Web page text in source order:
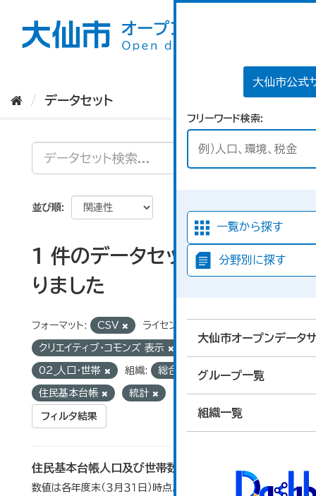
大仙市公式
フリーワード検索
一覧から探す
分野別に探す
大仙市オープンデータ
グループ一覧
組織一覧
データセット
並び順
1 件のデータセットが見つか
りました
フォーマット: CSV ライセンス:
クリエイティブ・コモンズ 表示
02_人口・世帯 組織: 総合政策課 タグ:
住民基本台帳 統計
フィルタ結果
住民基本台帳人口及び世帯数の推移
数値は各年度末（３月３１日）時点。大仙市の統計「2-9 住